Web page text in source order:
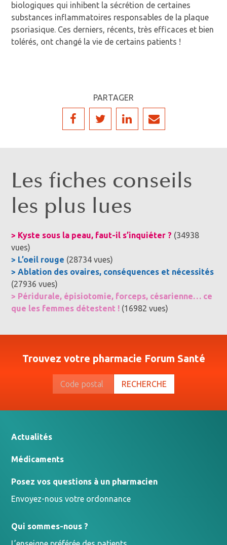
biologiques qui inhibent la sécrétion de certaines
substances inflammatoires responsables de la plaque
psoriasique. Ces derniers, récents, très efficaces et bien
tolérés, ont changé la vie de certains patients !
PARTAGER
Les fiches conseils
les plus lues
> Kyste sous la peau, faut-il s’inquiéter ? (34938
vues)
> L’oeil rouge (28734 vues)
> Ablation des ovaires, conséquences et nécessités
(27936 vues)
> Péridurale, épisiotomie, forceps, césarienne… ce
que les femmes détestent ! (16982 vues)
Trouvez votre pharmacie Forum Santé
RECHERCHE
Actualités
Médicaments
Posez vos questions à un pharmacien
Envoyez-nous votre ordonnance
Qui sommes-nous ?